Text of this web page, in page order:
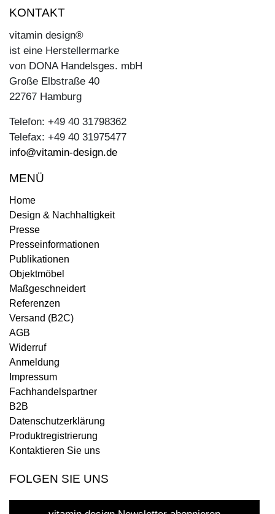
KONTAKT
vitamin design®
ist eine Herstellermarke
von DONA Handelsges. mbH
Große Elbstraße 40
22767 Hamburg
Telefon: +49 40 31798362
Telefax: +49 40 31975477
info@vitamin-design.de
MENÜ
Home
Design & Nachhaltigkeit
Presse
Presseinformationen
Publikationen
Objektmöbel
Maßgeschneidert
Referenzen
Versand (B2C)
AGB
Widerruf
Anmeldung
Impressum
Fachhandelspartner
B2B
Datenschutzerklärung
Produktregistrierung
Kontaktieren Sie uns
FOLGEN SIE UNS